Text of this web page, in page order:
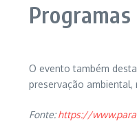
O evento também
preservação
Fonte:https://